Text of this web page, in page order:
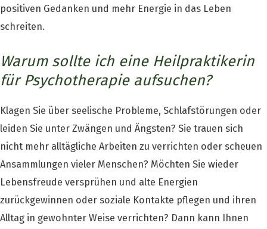
positiven Gedanken und mehr Energie in das Leben
schreiten.
Warum sollte ich eine Heilpraktikerin
für Psychotherapie aufsuchen?
Klagen Sie über seelische Probleme, Schlafstörungen oder
leiden Sie unter Zwängen und Ängsten? Sie trauen sich
nicht mehr alltägliche Arbeiten zu verrichten oder scheuen
Ansammlungen vieler Menschen? Möchten Sie wieder
Lebensfreude versprühen und alte Energien
zurückgewinnen oder soziale Kontakte pflegen und ihren
Alltag in gewohnter Weise verrichten? Dann kann Ihnen